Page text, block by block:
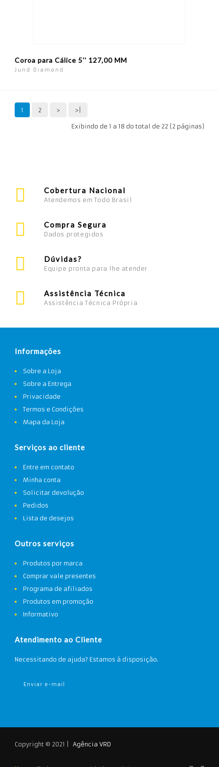
Coroa para Cálice 5'' 127,00 MM
Jund Diamond
1 2 > >|
Exibindo de 1 a 18 do total de 22 (2 páginas)
Cobertura Nacional
Atendemos em Todo Brasil
Compra Segura
Dados protegidos
Dúvidas?
Equipe pronta para lhe atender
Assistência Técnica
Assistência Técnica Própria
Informações
Sobre a Loja
Sobre a Entrega
Privacidade
Termos e Condições
Mapa da Loja
Serviços ao cliente
Entre em contato
Minha conta
Solicitar devolução
Pedidos
Lista de desejos
Outros serviços
Produtos por marca
Comprar vale presentes
Programa de afiliados
Produtos em promoção
Informativo
Atendimento ao Cliente
Necessitando de ajuda? Estamos à disposição.
Enviar e-mail
Copyright © 2021 | Agência VRD